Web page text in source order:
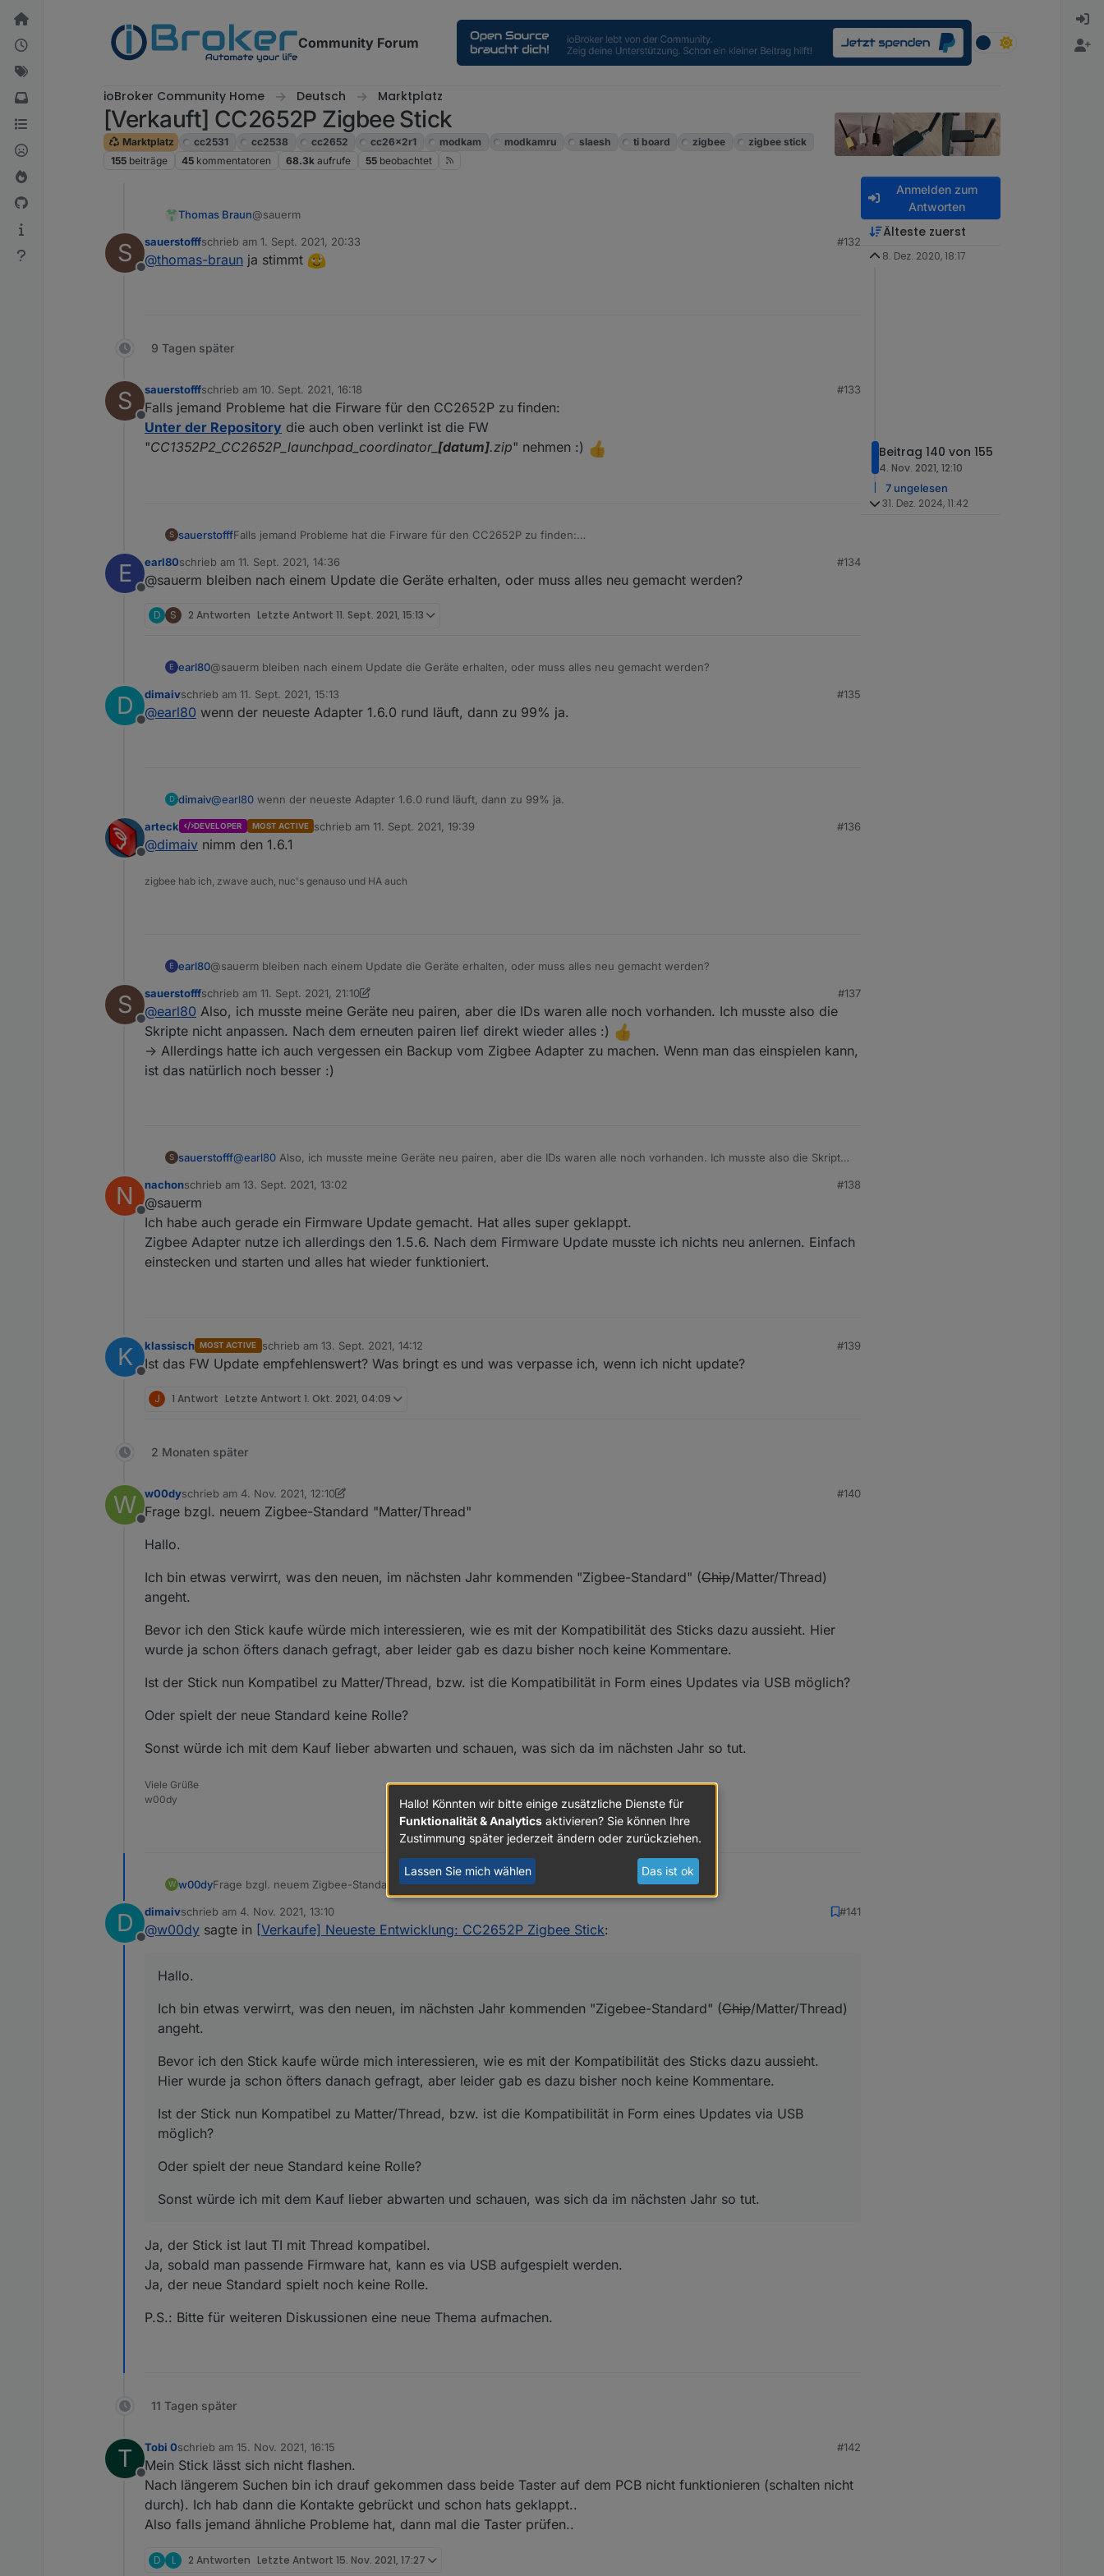
Weiter zum Inhalt
Community Forum
ioBroker Community Home Deutsch Marktplatz
[Verkauft] CC2652P Zigbee Stick
Marktplatz cc2531 cc2538 cc2652 cc26x2r1 modkam modkamru slaesh ti board zigbee
zigbee stick
155 beiträge 45 kommentatoren 68.3k aufrufe 55 beobachtet
Thomas Braun@sauerm
Mach mal einen eigenen Thread dafür auf.
Hat ja mit dem Thema 'Verkaufe neueste Entwicklung... ' nix zu tun.
S
Offline
sauerstofffschrieb am 1. Sept. 2021, 20:33
zuletzt editiert von
#132
@thomas-braun ja stimmt
9 Tagen später
S
Offline
sauerstofffschrieb am 10. Sept. 2021, 16:18
zuletzt editiert von
#133
Falls jemand Probleme hat die Firware für den CC2652P zu finden:
Unter der Repository die auch oben verlinkt ist die FW
"CC1352P2_CC2652P_launchpad_coordinator_ [datum].zip" nehmen :)
S sauerstofffFalls jemand Probleme hat die Firware für den CC2652P zu finden:
nehmen :)
E
Offline
earl80schrieb am 11. Sept. 2021, 14:36
zuletzt editiert von
#134
@sauerm bleiben nach einem Update die Geräte erhalten, oder muss alles neu gemacht werden?
D S 2 Antworten Letzte Antwort 11. Sept. 2021, 15:13
E earl80@sauerm bleiben nach einem Update die Geräte erhalten, oder muss alles neu gemacht werden?
D
Offline
dimaivschrieb am 11. Sept. 2021, 15:13
zuletzt editiert von
#135
@earl80 wenn der neueste Adapter 1.6.0 rund läuft, dann zu 99% ja.
D dimaiv@earl80 wenn der neueste Adapter 1.6.0 rund läuft, dann zu 99% ja.
Offline
arteck DEVELOPER MOST ACTIVE schrieb am11. Sept. 2021, 19:39
zuletzt editiert von
#136
@dimaiv nimm den 1.6.1
zigbee hab ich, zwave auch, nuc's genauso und HA auch
E earl80@sauerm bleiben nach einem Update die Geräte erhalten, oder muss alles neu gemacht werden?
S
Offline
sauerstofffschrieb am 11. Sept. 2021, 21:10
zuletzt editiert von sauerstofff9. Dez. 2021, 00:00
#137
@earl80 Also, ich musste meine Geräte neu pairen, aber die IDs waren alle noch vorhanden. Ich musste also die
Skripte nicht anpassen. Nach dem erneuten pairen lief direkt wieder alles :)
-> Allerdings hatte ich auch vergessen ein Backup vom Zigbee Adapter zu machen. Wenn man das einspielen kann,
ist das natürlich noch besser :)
S sauerstofff@earl80 Also, ich musste meine Geräte neu pairen, aber die IDs waren alle noch vorhanden. Ich musste also die Skripte
-> Allerdings hatte ich auch vergessen ein Backup vom Zigbee Adapter zu machen. Wenn man das einspielen kann, ist
N
Offline
nachonschrieb am 13. Sept. 2021, 13:02
zuletzt editiert von
#138
@sauerm
Ich habe auch gerade ein Firmware Update gemacht. Hat alles super geklappt.
Zigbee Adapter nutze ich allerdings den 1.5.6. Nach dem Firmware Update musste ich nichts neu anlernen. Einfach
einstecken und starten und alles hat wieder funktioniert.
K
Offline
klassisch MOST ACTIVE schrieb am 13. Sept. 2021, 14:12
zuletzt editiert von
#139
Ist das FW Update empfehlenswert? Was bringt es und was verpasse ich, wenn ich nicht update?
J 1 Antwort Letzte Antwort 1. Okt. 2021, 04:09
2 Monaten später
W
Offline
w00dyschrieb am 4. Nov. 2021, 12:10
zuletzt editiert von w00dy11. Apr. 2021, 14:10
#140
Frage bzgl. neuem Zigbee-Standard "Matter/Thread"
Hallo.
Ich bin etwas verwirrt, was den neuen, im nächsten Jahr kommenden "Zigbee-Standard" (Chip/Matter/Thread)
angeht.
Bevor ich den Stick kaufe würde mich interessieren, wie es mit der Kompatibilität des Sticks dazu aussieht. Hier
wurde ja schon öfters danach gefragt, aber leider gab es dazu bisher noch keine Kommentare.
Ist der Stick nun Kompatibel zu Matter/Thread, bzw. ist die Kompatibilität in Form eines Updates via USB möglich?
Oder spielt der neue Standard keine Rolle?
Sonst würde ich mit dem Kauf lieber abwarten und schauen, was sich da im nächsten Jahr so tut.
Viele Grüße
w00dy
W w00dyFrage bzgl. neuem Zigbee-Standard "Matter/Thread"
Hallo.
Ist der Stick nun Kompatibel zu Matter/Thread, bzw. ist die Kompatibilität in Form eines Updates via USB möglich?
Sonst würde ich mit dem Kauf lieber abwarten und schauen, was sich da im nächsten Jahr so tut.
D
Offline
dimaivschrieb am 4. Nov. 2021, 13:10
zuletzt editiert von
#141
@w00dy sagte in [Verkaufe] Neueste Entwicklung: CC2652P Zigbee Stick:
Hallo.
Ich bin etwas verwirrt, was den neuen, im nächsten Jahr kommenden "Zigebee-Standard" (Chip/Matter/Thread)
angeht.
Bevor ich den Stick kaufe würde mich interessieren, wie es mit der Kompatibilität des Sticks dazu aussieht.
Hier wurde ja schon öfters danach gefragt, aber leider gab es dazu bisher noch keine Kommentare.
Ist der Stick nun Kompatibel zu Matter/Thread, bzw. ist die Kompatibilität in Form eines Updates via USB
möglich?
Oder spielt der neue Standard keine Rolle?
Sonst würde ich mit dem Kauf lieber abwarten und schauen, was sich da im nächsten Jahr so tut.
Ja, der Stick ist laut TI mit Thread kompatibel.
Ja, sobald man passende Firmware hat, kann es via USB aufgespielt werden.
Ja, der neue Standard spielt noch keine Rolle.
P.S.: Bitte für weiteren Diskussionen eine neue Thema aufmachen.
11 Tagen später
T
Offline
Tobi 0schrieb am 15. Nov. 2021, 16:15
zuletzt editiert von
#142
Mein Stick lässt sich nicht flashen.
Nach längerem Suchen bin ich drauf gekommen dass beide Taster auf dem PCB nicht funktionieren (schalten nicht
durch). Ich hab dann die Kontakte gebrückt und schon hats geklappt..
Also falls jemand ähnliche Probleme hat, dann mal die Taster prüfen..
D L 2 Antworten Letzte Antwort 15. Nov. 2021, 17:27
Anmelden zum
Antworten
Älteste zuerst
8. Dez. 2020, 18:17
Beitrag 140 von 155
4. Nov. 2021, 12:10
7 ungelesen
31. Dez. 2024, 11:42
Hallo! Könnten wir bitte einige zusätzliche Dienste für
Funktionalität & Analytics aktivieren? Sie können Ihre
Zustimmung später jederzeit ändern oder zurückziehen.
Lassen Sie mich wählen Das ist ok